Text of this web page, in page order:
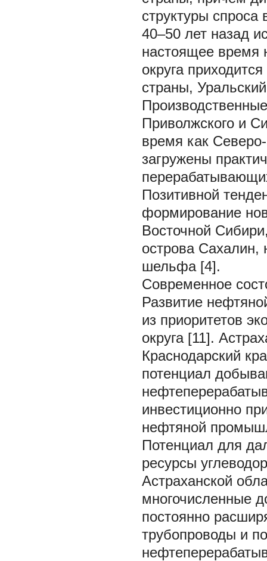
структуры
40–50 лет назад
настоящее время
округа
страны,
Приволжского и
время как
загружены
Позитивной
формирование
Восточной
острова Сахалин,
шельфа [4].
Современное
Развитие
из приоритетов
округа [11].
Краснодарский
потенциал
инвестиционно
нефтяной
Потенциал для
ресурсы
Астраханской
многочисленные
постоянно
трубопроводы и